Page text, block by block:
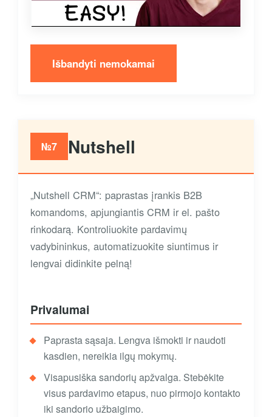
Išbandyti nemokamai
№7 Nutshell
„Nutshell CRM“: paprastas įrankis B2B
komandoms, apjungiantis CRM ir el. pašto
rinkodarą. Kontroliuokite pardavimų
vadybininkus, automatizuokite siuntimus ir
lengvai didinkite pelną!
Privalumai
Paprasta sąsaja. Lengva išmokti ir naudoti
kasdien, nereikia ilgų mokymų.
Visapusiška sandorių apžvalga. Stebėkite
visus pardavimo etapus, nuo pirmojo kontakto
iki sandorio užbaigimo.